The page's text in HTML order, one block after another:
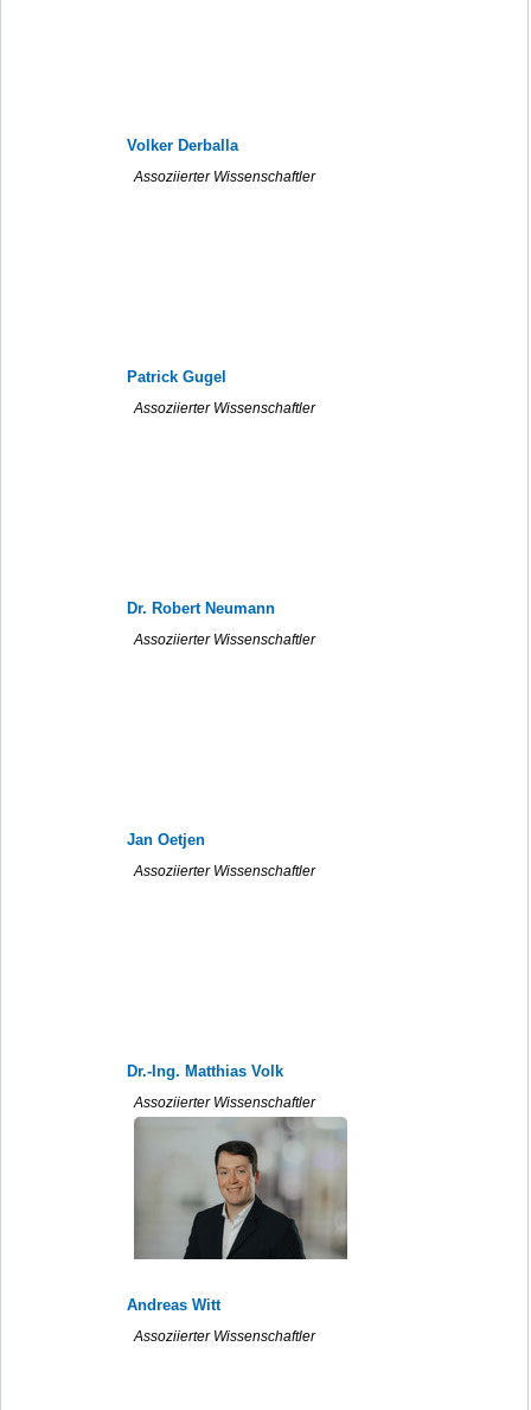
Volker Derballa
Assoziierter Wissenschaftler
Patrick Gugel
Assoziierter Wissenschaftler
Dr. Robert Neumann
Assoziierter Wissenschaftler
Jan Oetjen
Assoziierter Wissenschaftler
Dr.-Ing. Matthias Volk
Assoziierter Wissenschaftler
Andreas Witt
Assoziierter Wissenschaftler